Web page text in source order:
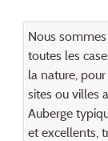
Nous
toutes les
la nature,
sites ou villes
Auberge
et excellents,